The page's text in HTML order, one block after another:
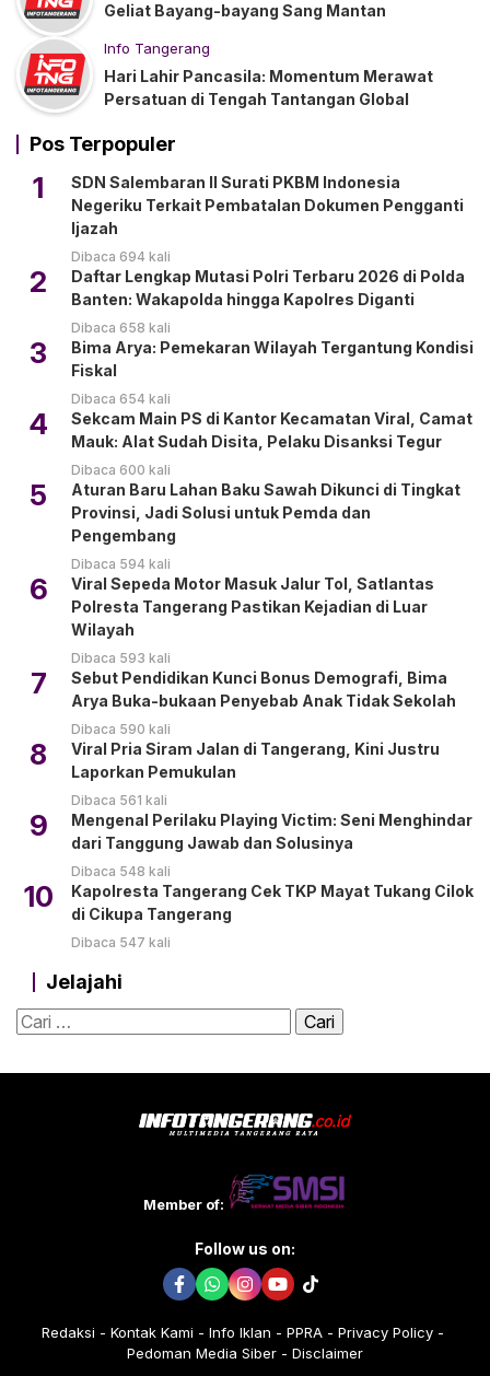
Geliat Bayang-bayang Sang Mantan
Info Tangerang
Hari Lahir Pancasila: Momentum Merawat
Persatuan di Tengah Tantangan Global
Pos Terpopuler
1
SDN Salembaran II Surati PKBM Indonesia
Negeriku Terkait Pembatalan Dokumen Pengganti
Ijazah
Dibaca 694 kali
2
Daftar Lengkap Mutasi Polri Terbaru 2026 di Polda
Banten: Wakapolda hingga Kapolres Diganti
Dibaca 658 kali
3
Bima Arya: Pemekaran Wilayah Tergantung Kondisi
Fiskal
Dibaca 654 kali
4
Sekcam Main PS di Kantor Kecamatan Viral, Camat
Mauk: Alat Sudah Disita, Pelaku Disanksi Tegur
Dibaca 600 kali
5
Aturan Baru Lahan Baku Sawah Dikunci di Tingkat
Provinsi, Jadi Solusi untuk Pemda dan
Pengembang
Dibaca 594 kali
6
Viral Sepeda Motor Masuk Jalur Tol, Satlantas
Polresta Tangerang Pastikan Kejadian di Luar
Wilayah
Dibaca 593 kali
7
Sebut Pendidikan Kunci Bonus Demografi, Bima
Arya Buka-bukaan Penyebab Anak Tidak Sekolah
Dibaca 590 kali
8
Viral Pria Siram Jalan di Tangerang, Kini Justru
Laporkan Pemukulan
Dibaca 561 kali
9
Mengenal Perilaku Playing Victim: Seni Menghindar
dari Tanggung Jawab dan Solusinya
Dibaca 548 kali
10
Kapolresta Tangerang Cek TKP Mayat Tukang Cilok
di Cikupa Tangerang
Dibaca 547 kali
Jelajahi
Cari
Member of:
Follow us on:
Redaksi Kontak Kami Info Iklan PPRA
Privacy Policy
Pedoman Media Siber
Disclaimer